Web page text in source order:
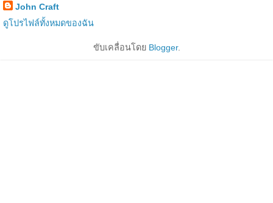
John Craft
ดูโปรไฟล์ทั้งหมดของฉัน
ขับเคลื่อนโดย Blogger.